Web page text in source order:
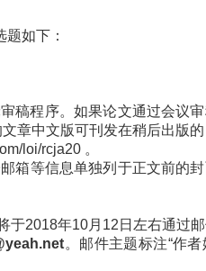
如下：
稿程序。如果论文通过会议
章中文版可刊发在稍后出版的
loi/rcja20 。
箱等信息单独列于正文前的
2018年10月12日左右通过邮
。邮件主题标注“作